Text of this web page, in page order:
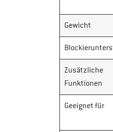
Gewicht
Zusätzliche
Funktionen
Geeignet für